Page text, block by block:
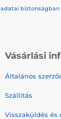
adatai biztonságban
Vásárlási
Általános
Szállítás
Visszaküldés és